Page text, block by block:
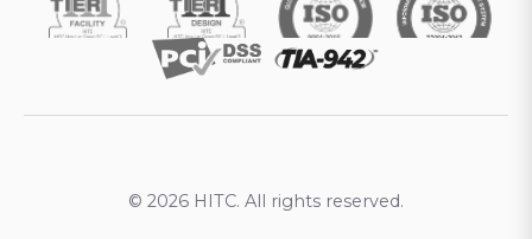
© 2026 HITC. All rights reserved.